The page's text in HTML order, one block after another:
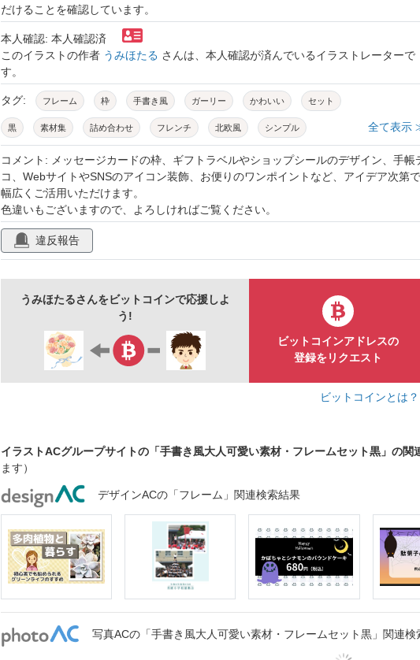
だけることを確認しています。
本人確認: 本人確認済
このイラストの作者 うみほたる さんは、本人確認が済んでいるイラストレーターで
す。
タグ: フレーム 枠 手書き風 ガーリー かわいい セット
黒 素材集 詰め合わせ フレンチ 北欧風 シンプル
おしゃれ リボン バード クローバー 花
植物 飾り罫 オーバル 正方形 丸 四角 線画
アナログ風 手描き メッセージカード ラベル
テンプレート
ブラック イラスト
全て表示
コメント: メッセージカードの枠、ギフトラベルやショップシールのデザイン、手帳
コ、WebサイトやSNSのアイコン装飾、お便りのワンポイントなど、アイデア次第で
幅広くご活用いただけます。
色違いもございますので、よろしければご覧ください。
違反報告
うみほたるさんをビットコインで応援しよ
う!
ビットコインアドレスの
登録をリクエスト
ビットコインとは？
イラストACグループサイトの「手書き風大人可愛い素材・フレームセット黒」の関
ます）
デザインACの「フレーム」関連検索結果
写真ACの「手書き風大人可愛い素材・フレームセット黒」関連検